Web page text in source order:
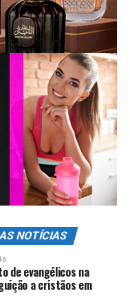
NOTÍCIAS
de evangélicos na
a cristãos em